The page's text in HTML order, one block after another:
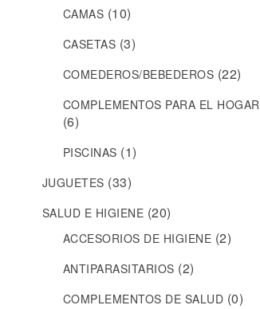
CAMAS (10)
CASETAS (3)
COMEDEROS/BEBEDEROS (22)
COMPLEMENTOS PARA EL HOGAR
(6)
PISCINAS (1)
JUGUETES (33)
SALUD E HIGIENE (20)
ACCESORIOS DE HIGIENE (2)
ANTIPARASITARIOS (2)
COMPLEMENTOS DE SALUD (0)